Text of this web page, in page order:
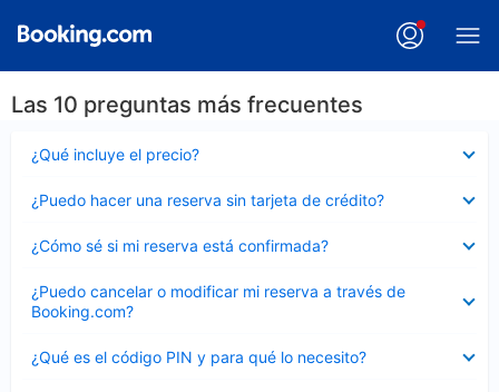
Las 10 preguntas más frecuentes
¿Qué incluye el precio?
cerrado
¿Puedo hacer una reserva sin tarjeta de crédito?
cerrado
¿Cómo sé si mi reserva está confirmada?
cerrado
¿Puedo cancelar o modificar mi reserva a través de
Booking.com?
cerrado
¿Qué es el código PIN y para qué lo necesito?
cerrado